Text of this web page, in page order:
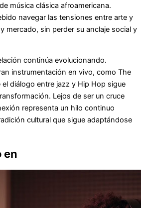
música clásica afroamericana.
navegar las tensiones entre arte y
mercado, sin perder su anclaje social y
continúa evolucionando.
instrumentación en vivo, como The
diálogo entre jazz y Hip Hop sigue
Lejos de ser un cruce
representa un hilo continuo
cultural que sigue adaptándose
en